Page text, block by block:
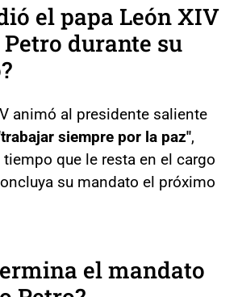
el papa León XIV
durante su
animó al presidente saliente
siempre por la paz",
que le resta en el cargo
su mandato el próximo
el mandato